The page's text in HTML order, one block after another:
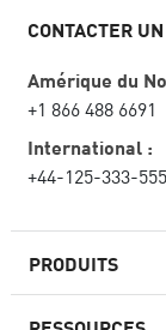
PRODUITS
CONTACTER
Amérique du
+1 866 488 6691
International :
+44-125-333-